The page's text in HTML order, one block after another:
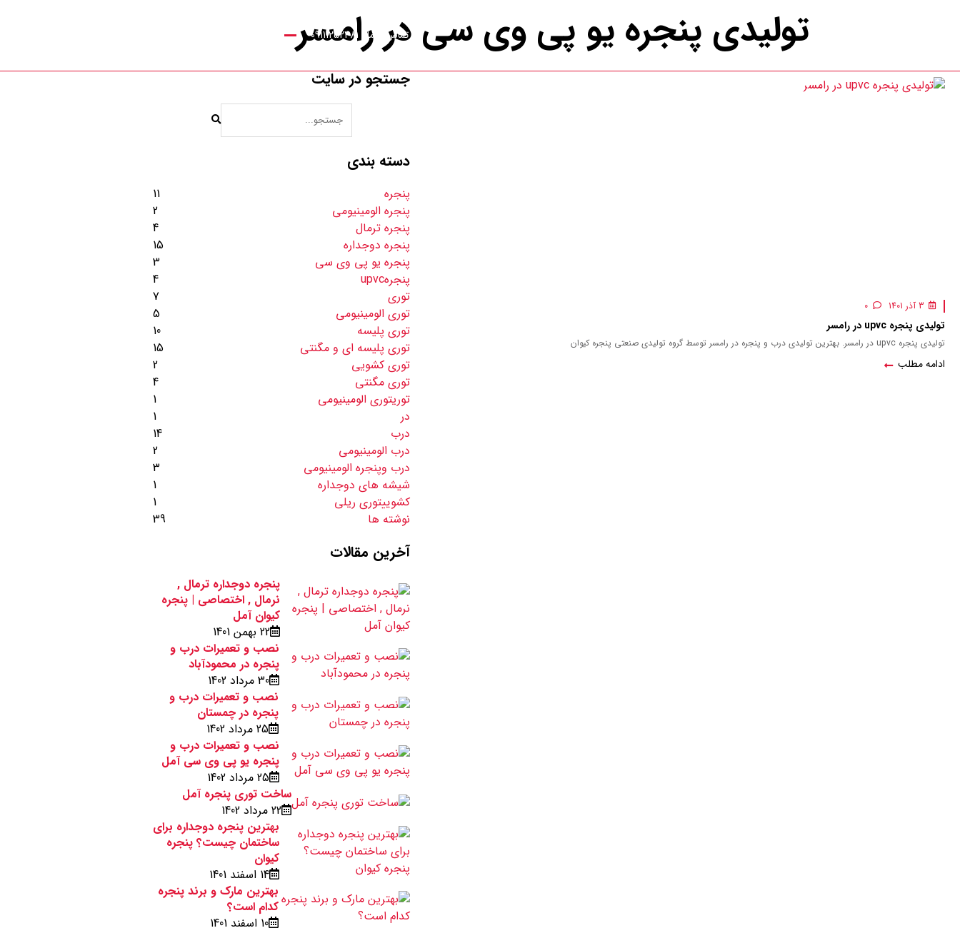
تماس با ما : 09111252481
درب و پنجره کیوان دسته بندی کالاها
تولیدی پنجره یو پی وی سی در رامسر
تولیدی پنجره upvc در رامسر
تولیدی پنجره upvc در رامسر. بهترین تولیدی درب و پنجره در رامسر توسط گروه تولیدی صنعتی پنجره کیوان
ادامه مطلب
جستجو در سایت
دسته بندی
پنجره
11
پنجره الومینیومی
2
پنجره ترمال
4
پنجره دوجداره
15
پنجره یو پی وی سی
3
پنجرهupvc
4
توری
7
توری الومینیومی
5
توری پلیسه
10
توری پلیسه ای و مگنتی
15
توری کشویی
2
توری مگنتی
4
توریتوری الومینیومی
1
در
1
درب
14
درب الومینیومی
2
درب وپنجره الومینیومی
3
شیشه های دوجداره
1
کشوییتوری ریلی
1
نوشته ها
39
آخرین مقالات
پنجره دوجداره ترمال ,
نرمال , اختصاصی | پنجره
کیوان آمل
22 بهمن 1401
نصب و تعمیرات درب و
پنجره در محمودآباد
30 مرداد 1402
نصب و تعمیرات درب و
پنجره در چمستان
25 مرداد 1402
نصب و تعمیرات درب و
پنجره یو پی وی سی آمل
25 مرداد 1402
ساخت توری پنجره آمل
22 مرداد 1402
بهترین پنجره دوجداره برای
ساختمان چیست؟ پنجره
کیوان
14 اسفند 1401
بهترین مارک و برند پنجره
کدام است؟
10 اسفند 1401